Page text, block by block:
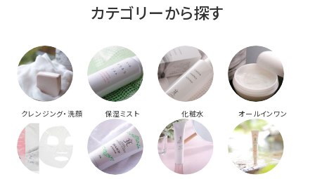
カテゴリーから探す
クレンジング・洗顔 保湿ミスト 化粧水 オールインワン